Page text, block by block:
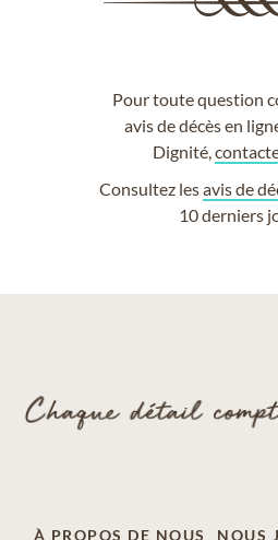
Pour toute question
avis de décès en
Dignité,
Consultez lesavis de
10 derniers
À PROPOS DE NOUS NOUS